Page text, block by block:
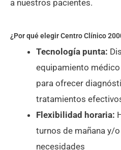
a nuestros pacientes.
¿Por qué elegir Centro Clínico
Tecnología punta:
equipamiento
para ofrecer
tratamientos
Flexibilidad horaria:
turnos de mañana y/
necesidades